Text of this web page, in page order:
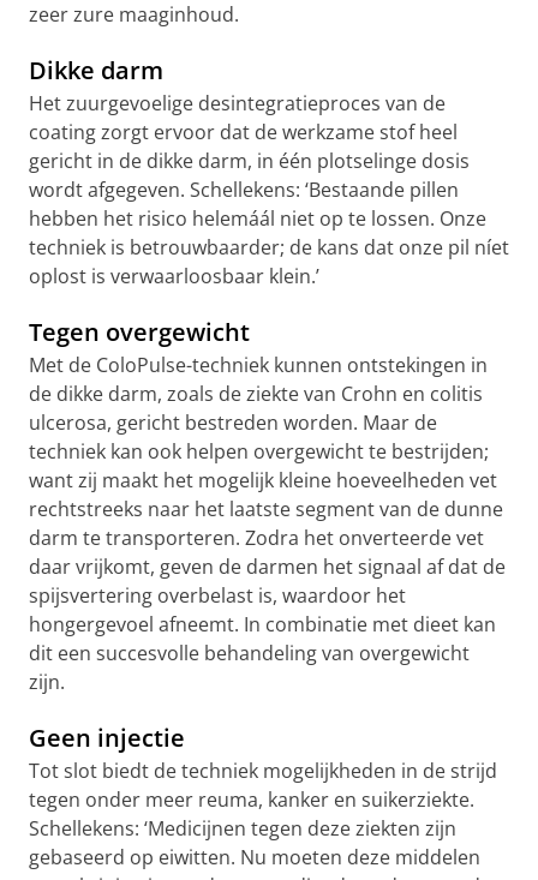
zeer zure maaginhoud.
Dikke darm
Het zuurgevoelige desintegratieproces van de
coating zorgt ervoor dat de werkzame stof heel
gericht in de dikke darm, in één plotselinge dosis
wordt afgegeven. Schellekens: ‘Bestaande pillen
hebben het risico helemáál niet op te lossen. Onze
techniek is betrouwbaarder; de kans dat onze pil níet
oplost is verwaarloosbaar klein.’
Tegen overgewicht
Met de ColoPulse-techniek kunnen ontstekingen in
de dikke darm, zoals de ziekte van Crohn en colitis
ulcerosa, gericht bestreden worden. Maar de
techniek kan ook helpen overgewicht te bestrijden;
want zij maakt het mogelijk kleine hoeveelheden vet
rechtstreeks naar het laatste segment van de dunne
darm te transporteren. Zodra het onverteerde vet
daar vrijkomt, geven de darmen het signaal af dat de
spijsvertering overbelast is, waardoor het
hongergevoel afneemt. In combinatie met dieet kan
dit een succesvolle behandeling van overgewicht
zijn.
Geen injectie
Tot slot biedt de techniek mogelijkheden in de strijd
tegen onder meer reuma, kanker en suikerziekte.
Schellekens: ‘Medicijnen tegen deze ziekten zijn
gebaseerd op eiwitten. Nu moeten deze middelen